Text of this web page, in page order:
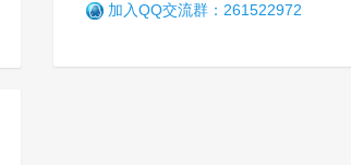
加入QQ交流群：261522972